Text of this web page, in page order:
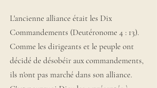
L'ancienne alliance était les Dix
Commandements (Deutéronome 4 : 13).
Comme les dirigeants et le peuple ont
décidé de désobéir aux commandements,
ils n'ont pas marché dans son alliance.